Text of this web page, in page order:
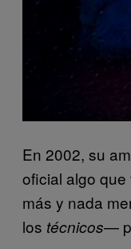
En 2002, su
oficial algo
más y nada
los técnicos—